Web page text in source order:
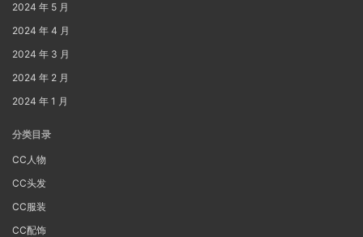
2024 年 5 月
2024 年 4 月
2024 年 3 月
2024 年 2 月
2024 年 1 月
分类目录
CC人物
CC头发
CC服装
CC配饰